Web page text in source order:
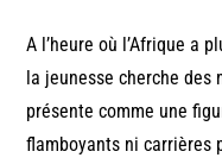
A l’heure où l’Afrique a
la jeunesse cherche des
présente comme une
flamboyants ni carrières